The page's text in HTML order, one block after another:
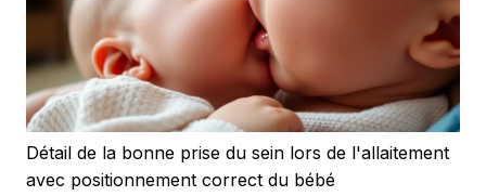
Détail de la bonne prise du sein lors de l'allaitement
avec positionnement correct du bébé